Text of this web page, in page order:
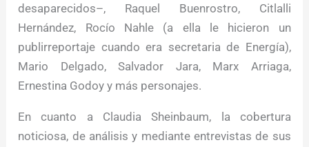
desaparecidos–, Raquel Buenrostro, Citlalli
Hernández, Rocío Nahle (a ella le hicieron un
publirreportaje cuando era secretaria de Energía),
Mario Delgado, Salvador Jara, Marx Arriaga,
Ernestina Godoy y más personajes.
En cuanto a Claudia Sheinbaum, la cobertura
noticiosa, de análisis y mediante entrevistas de sus